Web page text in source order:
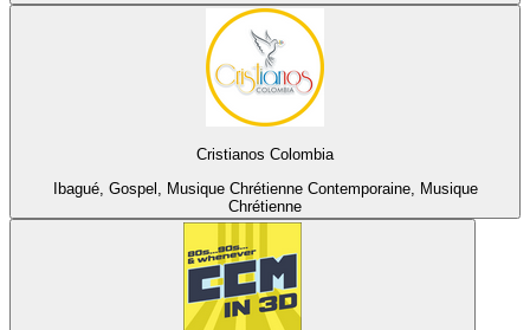
Cristianos Colombia
Ibagué, Gospel, Musique Chrétienne Contemporaine, Musique
Chrétienne